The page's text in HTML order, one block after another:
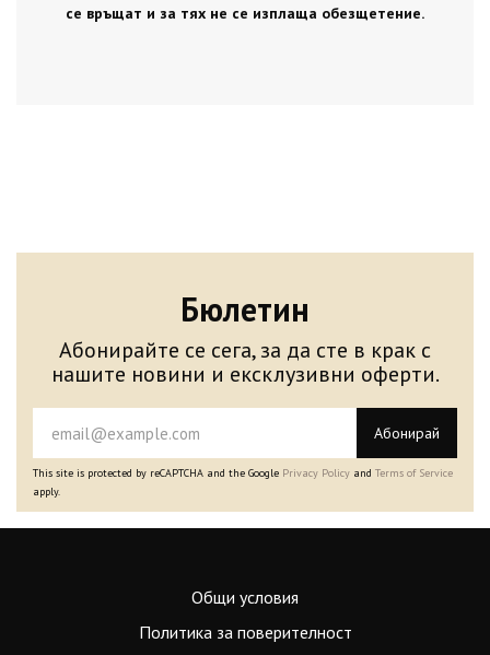
се връщат и за тях не се изплаща обезщетение.
Бюлетин
Абонирайте се сега, за да сте в крак с
нашите новини и ексклузивни оферти.
Абонирай
This site is protected by reCAPTCHA and the Google Privacy Policy and Terms of Service
apply.
Общи условия
Политика за поверителност